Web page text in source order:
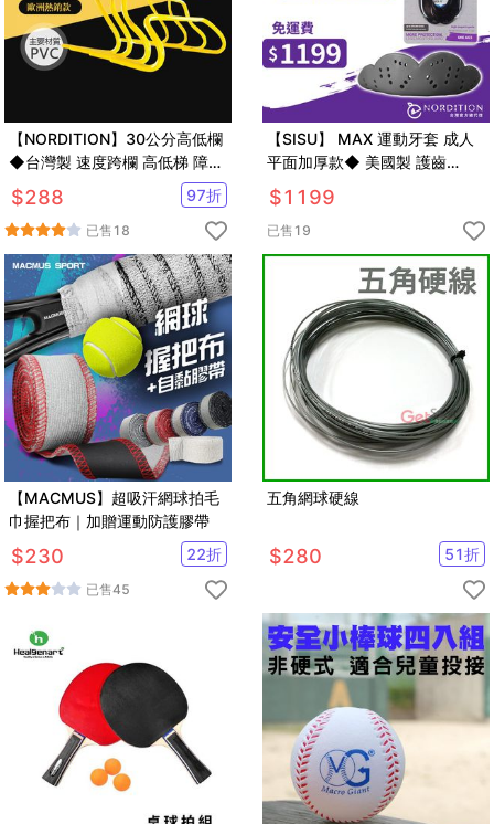
【NORDITION】30公分高低欄
◆台灣製 速度跨欄 高低梯 障礙
欄 跳格欄 直排輪 足球 田徑 敏
捷度 團康 另三角錐
$288 97折
已售 18
【SISU】 MAX 運動牙套 成人
平面加厚款◆ 美國製 護齒
MMA 拳擊 跆拳道 空手道 柔術
$1199
已售 19
【MACMUS】超吸汗網球拍毛
巾握把布｜加贈運動防護膠帶
$230 22折
已售45
五角網球硬線
$280 51折